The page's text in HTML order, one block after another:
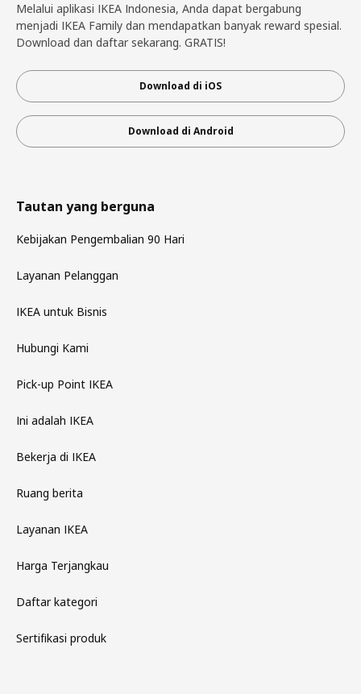
Melalui aplikasi IKEA Indonesia, Anda dapat bergabung
menjadi IKEA Family dan mendapatkan banyak reward spesial.
Download dan daftar sekarang. GRATIS!
Download di iOS
Download di Android
Tautan yang berguna
Kebijakan Pengembalian 90 Hari
Layanan Pelanggan
IKEA untuk Bisnis
Hubungi Kami
Pick-up Point IKEA
Ini adalah IKEA
Bekerja di IKEA
Ruang berita
Layanan IKEA
Harga Terjangkau
Daftar kategori
Sertifikasi produk